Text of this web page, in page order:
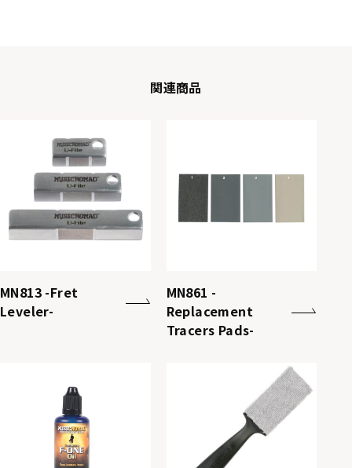
関連商品
MN813 -Fret
Leveler-
MN861 -
Replacement
Tracers Pads-